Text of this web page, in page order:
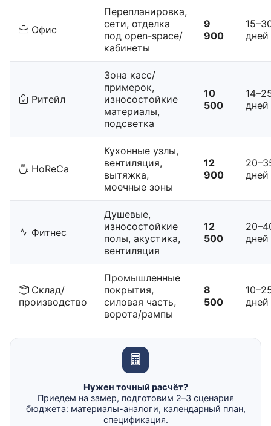
Офис
Перепланировка,
сети, отделка
под open-space/
кабинеты
9
900
дней
Ритейл
Зона касс/
примерок,
износостойкие
материалы,
подсветка
10
500
дней
HoReCa
Кухонные узлы,
вентиляция,
вытяжка,
моечные зоны
12
900
дней
Фитнес
Душевые,
износостойкие
полы, акустика,
вентиляция
12
500
дней
Склад/
производство
Промышленные
покрытия,
силовая часть,
ворота/рампы
8
500
дней
Нужен точный расчёт?
Приедем на замер, подготовим 2–3 сценария
бюджета: материалы-аналоги, календарный план,
спецификация.